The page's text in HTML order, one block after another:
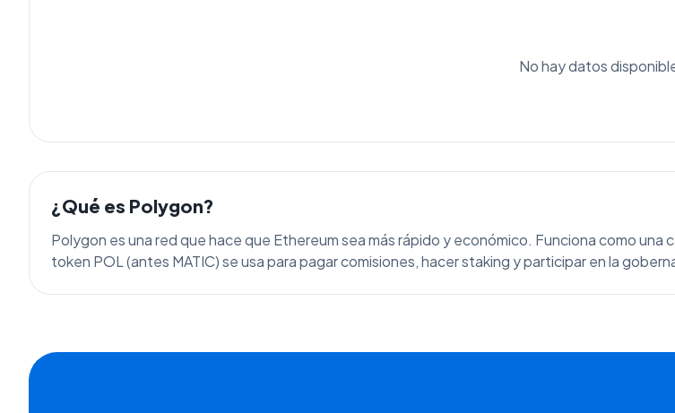
No hay datos
¿Qué es Polygon?
Polygon es una red que hace que Ethereum sea más rápido y económico. Funciona como
token POL (antes MATIC) se usa para pagar comisiones, hacer staking y participar en la